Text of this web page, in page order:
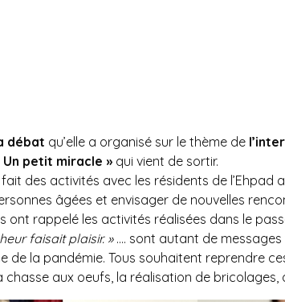
débat qu’elle a organisé sur le thème de
petit miracle »qui vient de sortir.
des activités avec les résidents de l’Ehpad
âgées et envisager de nouvelles
ont rappelé les activités réalisées dans le
faisait plaisir. »…. sont autant de messages
la pandémie. Tous souhaitent reprendre
chasse aux oeufs, la réalisation de